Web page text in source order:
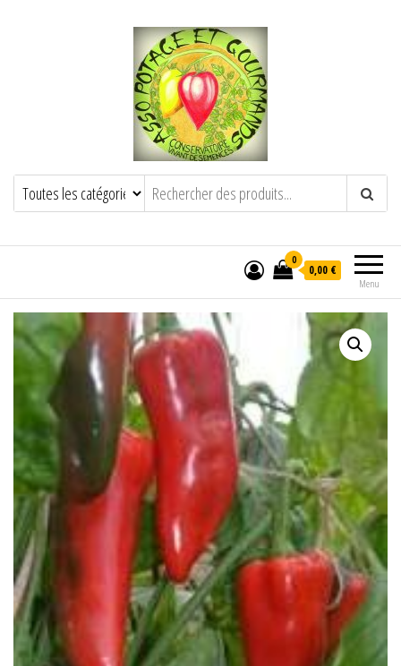
POTAGE ET GOURMANDSSemence paysanne naturelle
——————————————-
Menu
0
0,00 €